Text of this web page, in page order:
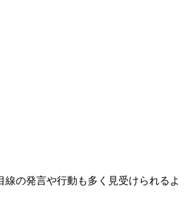
の発言や行動も多く見受けられるよ